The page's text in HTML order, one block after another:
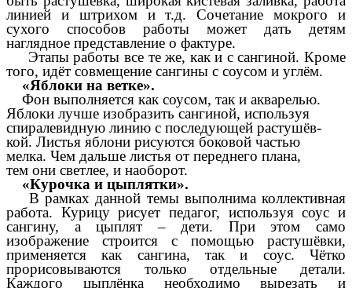
линией и штрихом и т.д. Сочетание мокрого и
сухого способов работы может дать детям
наглядное представление о фактуре.
Этапы работы все те же, как и с сангиной. Кроме
того, идёт совмещение сангины с соусом и углём.
«Яблоки на ветке».
Фон выполняется как соусом, так и акварелью.
Яблоки лучше изобразить сангиной, используя
спиралевидную линию с последующей растушёв-
кой. Листья яблони рисуются боковой частью
мелка. Чем дальше листья от переднего плана,
тем они светлее, и наоборот.
«Курочка и цыплятки».
В рамках данной темы выполнима коллективная
работа. Курицу рисует педагог, используя соус и
сангину, а цыплят – дети. При этом само
изображение строится с помощью растушёвки,
применяется как сангина, так и соус. Чётко
прорисовываются только отдельные детали.
Каждого цыплёнка необходимо вырезать и